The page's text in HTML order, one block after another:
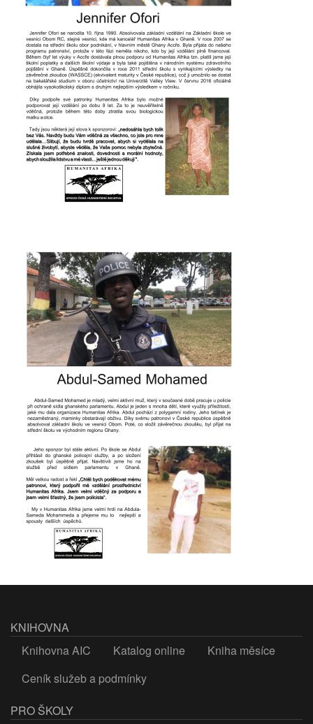
KNIHOVNA
Knihovna AIC
Katalog online
Kniha měsíce
Ceník služeb a podmínky
PRO ŠKOLY